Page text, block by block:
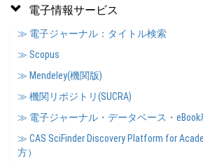
電子情報サービス
≫ 電子ジャーナル：タイトル検索
≫ Scopus
≫ Mendeley(機関版)
≫ 機関リポジトリ(SUCRA)
≫ 電子ジャーナル・データベース・eBook
≫ CAS SciFinder Discovery Platform for
方）